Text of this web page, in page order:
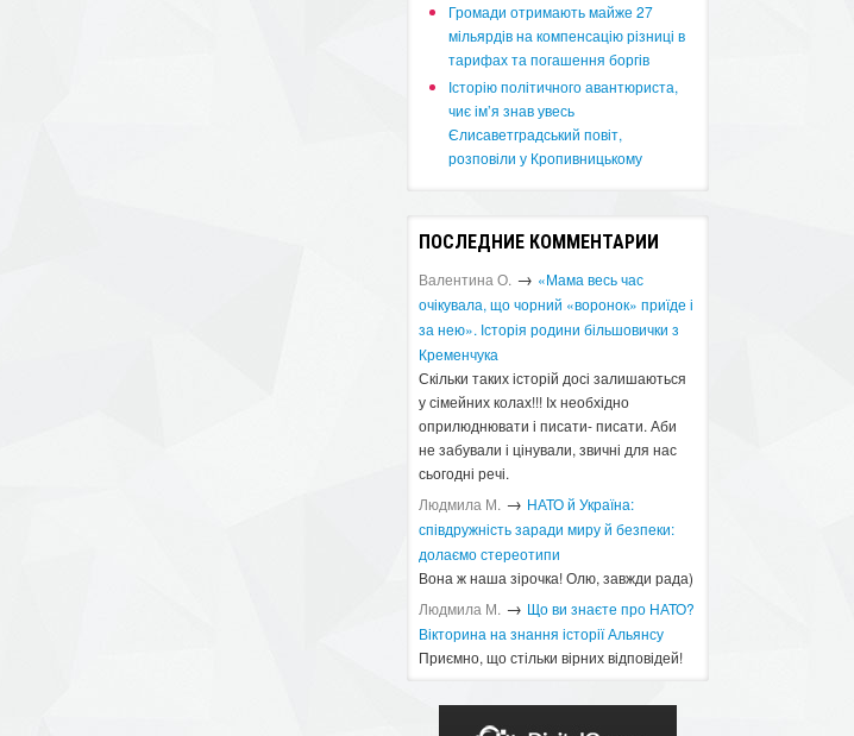
​Громади отримають майже 27
мільярдів на компенсацію різниці в
тарифах та погашення боргів
Історію політичного авантюриста,
чиє ім’я знав увесь
Єлисаветградський повіт,
розповіли у Кропивницькому
ПОСЛЕДНИЕ КОММЕНТАРИИ
Валентина О. → «Мама весь час
очікувала, що чорний «воронок» приїде і
за нею». Історія родини більшовички з
Кременчука
Скільки таких історій досі залишаються
у сімейних колах!!! Іх необхідно
оприлюднювати і писати- писати. Аби
не забували і цінували, звичні для нас
сьогодні речі.
Людмила М. → ​НАТО й Україна:
співдружність заради миру й безпеки:
долаємо стереотипи
Вона ж наша зірочка! Олю, завжди рада)
Людмила М. → Що ви знаєте про НАТО?
Вікторина на знання історії Альянсу ​
Приємно, що стільки вірних відповідей!